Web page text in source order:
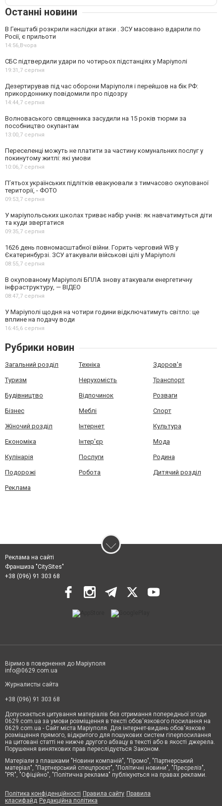
Останні новини
В Генштабі розкрили наслідки атаки . ЗСУ масовано вдарили по
Росії, є прильоти
14:56,Вчора
СБС підтвердили удари по чотирьох підстанціях у Маріуполі
19:31,7 серпня
Дезертирував під час оборони Маріуполя і перейшов на бік РФ:
прикордоннику повідомили про підозру
14:44,7 серпня
Волноваського священника засудили на 15 років тюрми за
пособництво окупантам
13:00,7 серпня
Переселенці можуть не платити за частину комунальних послуг у
покинутому житлі: які умови
10:06,7 серпня
П’ятьох українських підлітків евакуювали з тимчасово окупованої
території, - ФОТО
09:53,7 серпня
У маріупольських школах триває набір учнів: як навчатимуться діти
та куди звертатися
09:35,7 серпня
1626 день повномасштабної війни. Горить черговий WB у
Єкатеринбурзі. ЗСУ атакували військові цілі у Маріуполі
08:55,7 серпня
В окупованому Маріуполі БПЛА знову атакували енергетичну
інфраструктуру, — ВІДЕО
08:47,7 серпня
У Маріуполі щодня на чотири години відключатимуть світло: це
вплине на подачу води
16:45,6 серпня
Рубрики новин
Загальний розділ Техніка Здоров'я
Туризм Нерухомість Транспорт
Будівництво Відпочинок Розваги
Бізнес Меблі Спорт
Жіночий розділ Інтернет Культура
Економіка Інтер'єр Мода
Кулінарія Послуги Родина
Подорожі Робота Дитячий розділ
Реклама
Реклама на сайті
Франшиза "CitySites"
+38 (096) 91 303 68
Віримо в повернення до Маріуполя
info@0629.com.ua
Журналисты сайта
+38 (096) 91 303 68
Допускається цитування матеріалів без отримання попередньої згоди
0629.com.ua за умови розміщення в тексті обов'язкового посилання на
0629.com.ua - Сайт міста Маріуполя. Для інтернет-видань обов'язкове
розміщення прямого, відкритого для пошукових систем гіперпосилання
на цитовані статті не нижче другого абзацу в тексті або в якості джерела.
Порушення виняткових прав переслідується Законом.
Матеріали з плашками "Новини компаній", "Промо", "Партнерський
матеріал", "Партнерський спецпроєкт", "Політичні новини", "Пресреліз",
"PR", "Офіційно", "Політична реклама" публікуються на правах реклами.
Політика конфіденційності Правила сайту Правила
класифайд Редакційна політика